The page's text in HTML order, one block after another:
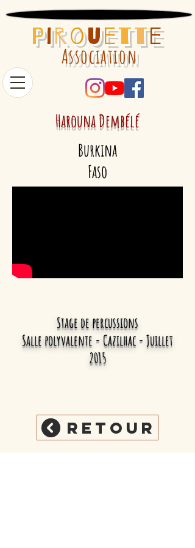
Pirouette
Association
HarounaDembélé
Burkina
Faso
Stage de percussions
Salle polyvalente - Cazilhac -Juillet
2015
Retour